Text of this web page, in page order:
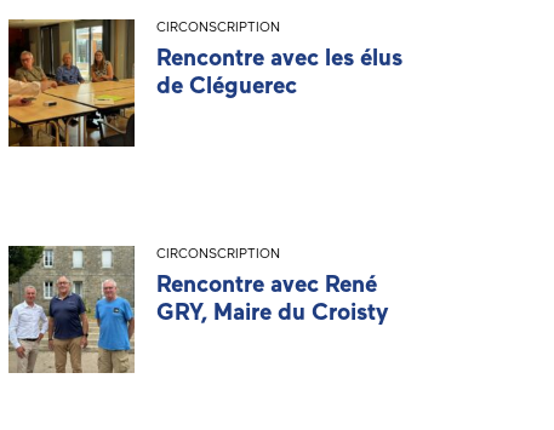
CIRCONSCRIPTION
Rencontre avec les élus
de Cléguerec
CIRCONSCRIPTION
Rencontre avec René
GRY, Maire du Croisty